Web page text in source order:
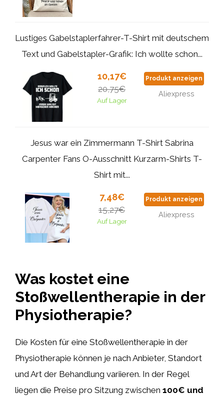
Lustiges Gabelstaplerfahrer-T-Shirt mit deutschem
Text und Gabelstapler-Grafik: Ich wollte schon...
10,17€
20,75€
Auf Lager
Produkt anzeigen
Aliexpress
Jesus war ein Zimmermann T-Shirt Sabrina
Carpenter Fans O-Ausschnitt Kurzarm-Shirts T-
Shirt mit...
7,48€
15,27€
Auf Lager
Produkt anzeigen
Aliexpress
Was kostet eine
Stoßwellentherapie in der
Physiotherapie?
Die Kosten für eine Stoßwellentherapie in der
Physiotherapie können je nach Anbieter, Standort
und Art der Behandlung variieren. In der Regel
liegen die Preise pro Sitzung zwischen 100€ und